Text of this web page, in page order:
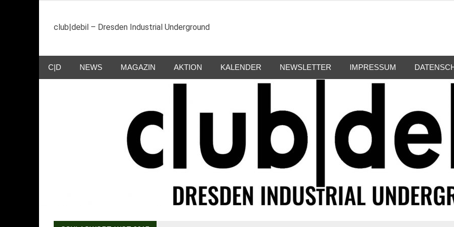
springen
club|debil – Dresden Industrial Underground
C|D NEWS MAGAZIN AKTION KALENDER NEWSLETTER IMPRESSUM